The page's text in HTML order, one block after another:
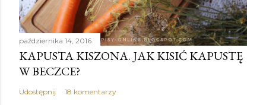
października 14, 2016
KAPUSTA KISZONA. JAK KISIĆ KAPUSTĘ
W BECZCE?
Udostępnij 18 komentarzy